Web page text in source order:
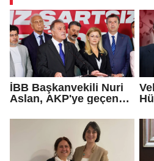
İBB Başkanvekili Nuri
Aslan, AKP'ye geçen
iddialarına yanıt verdi